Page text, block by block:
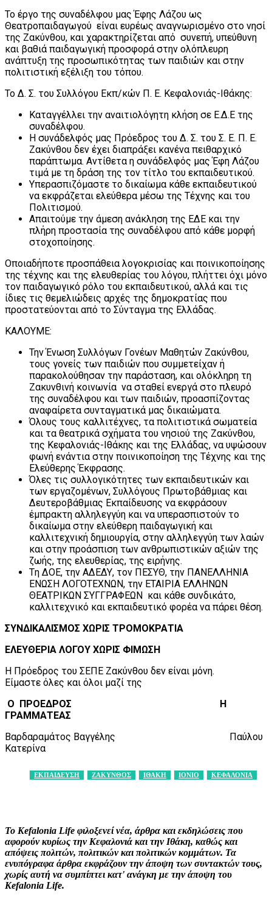
Το έργο της συναδέλφου μας Έφης Λάζου ως
Θεατροπαιδαγωγού είναι ευρέως αναγνωρισμένο στο νησί
της Ζακύνθου, και χαρακτηρίζεται από συνεπή, υπεύθυνη
και βαθιά παιδαγωγική προσφορά στην ολόπλευρη
ανάπτυξη της προσωπικότητας των παιδιών και στην
πολιτιστική εξέλιξη του τόπου.
Το Δ. Σ. του Συλλόγου Εκπ/κών Π. Ε. Κεφαλονιάς-Ιθάκης:
Καταγγέλλει την αναιτιολόγητη κλήση σε Ε.Δ.Ε της
συναδέλφου.
Η συνάδελφός μας Πρόεδρος του Δ. Σ. του Σ. Ε. Π. Ε.
Ζακύνθου δεν έχει διαπράξει κανένα πειθαρχικό
παράπτωμα. Αντίθετα η συνάδελφός μας Έφη Λάζου
τιμά με τη δράση της τον τίτλο του εκπαιδευτικού.
Υπερασπιζόμαστε το δικαίωμα κάθε εκπαιδευτικού
να εκφράζεται ελεύθερα μέσω της Τέχνης και του
Πολιτισμού.
Απαιτούμε την άμεση ανάκληση της ΕΔΕ και την
πλήρη προστασία της συναδέλφου από κάθε μορφή
στοχοποίησης.
Οποιαδήποτε προσπάθεια λογοκρισίας και ποινικοποίησης
της τέχνης και της ελευθερίας του λόγου, πλήττει όχι μόνο
τον παιδαγωγικό ρόλο του εκπαιδευτικού, αλλά και τις
ίδιες τις θεμελιώδεις αρχές της δημοκρατίας που
προστατεύονται από το Σύνταγμα της Ελλάδας.
ΚΑΛΟΥΜΕ:
Την Ένωση Συλλόγων Γονέων Μαθητών Ζακύνθου,
τους γονείς των παιδιών που συμμετείχαν ή
παρακολούθησαν την παράσταση, και ολόκληρη τη
Ζακυνθινή κοινωνία να σταθεί ενεργά στο πλευρό
της συναδέλφου και των παιδιών, προασπίζοντας
αναφαίρετα συνταγματικά μας δικαιώματα.
Όλους τους καλλιτέχνες, τα πολιτιστικά σωματεία
και τα θεατρικά σχήματα του νησιού της Ζακύνθου,
της Κεφαλονιάς-Ιθάκης και της Ελλάδας, να υψώσουν
φωνή ενάντια στην ποινικοποίηση της Τέχνης και της
Ελεύθερης Έκφρασης.
Όλες τις συλλογικότητες των εκπαιδευτικών και
των εργαζομένων, Συλλόγους Πρωτοβάθμιας και
Δευτεροβάθμιας Εκπαίδευσης να εκφράσουν
έμπρακτη αλληλεγγύη και να υπερασπιστούν το
δικαίωμα στην ελεύθερη παιδαγωγική και
καλλιτεχνική δημιουργία, στην αλληλεγγύη των λαών
και στην προάσπιση των ανθρωπιστικών αξιών της
ζωής, της ελευθερίας, της ειρήνης.
Tη ΔΟΕ, την ΑΔΕΔΥ, τον ΠΕΣΥΘ, την ΠΑΝΕΛΛΗΝΙΑ
ΕΝΩΣΗ ΛΟΓΟΤΕΧΝΩΝ, την ΕΤΑΙΡΙΑ ΕΛΛΗΝΩΝ
ΘΕΑΤΡΙΚΩΝ ΣΥΓΓΡΑΦΕΩΝ και κάθε συνδικάτο,
καλλιτεχνικό και εκπαιδευτικό φορέα να πάρει θέση.
ΣΥΝΔΙΚΑΛΙΣΜΟΣ ΧΩΡΙΣ ΤΡΟΜΟΚΡΑΤΙΑ
ΕΛΕΥΘΕΡΙΑ ΛΟΓΟΥ ΧΩΡΙΣ ΦΙΜΩΣΗ
Η Πρόεδρος του ΣΕΠΕ Ζακύνθου δεν είναι μόνη.
Είμαστε όλες και όλοι μαζί της
Ο ΠΡΟΕΔΡΟΣ Η
ΓΡΑΜΜΑΤΕΑΣ
Βαρδαραμάτος Βαγγέλης Παύλου
Κατερίνα
ΕΚΠΑΙΔΕΥΣΗ ΖΑΚΥΝΘΟΣ ΙΘΑΚΗ ΙΟΝΙΟ ΚΕΦΑΛΟΝΙΑ
Το Kefalonia Life φιλοξενεί νέα, άρθρα και εκδηλώσεις που
αφορούν κυρίως την Κεφαλονιά και την Ιθάκη, καθώς και
απόψεις πολιτών, πολιτικών και πολιτικών κομμάτων. Τα
ενυπόγραφα άρθρα εκφράζουν την άποψη των συντακτών τους,
χωρίς αυτή να συμπίπτει κατ' ανάγκη με την άποψη του
Kefalonia Life.